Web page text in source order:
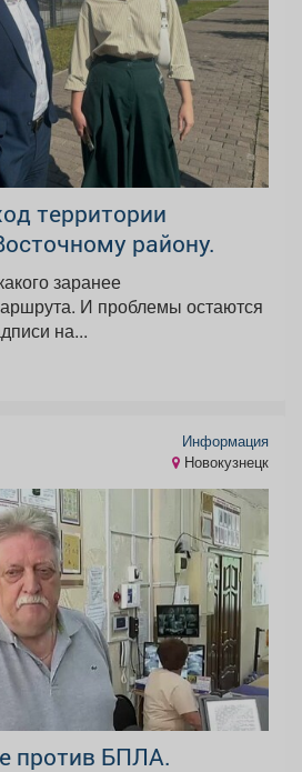
территории
району.
заранее
И проблемы остаются
- Надписи на...
Информация
Новокузнецк
против БПЛА.